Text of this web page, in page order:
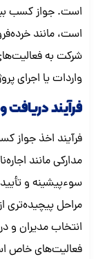
است. جواز کسب
است، مانند
شرکت به
واردات یا اجرای
فرآیند دریافت
فرآیند اخذ جواز
مدارکی مانند
سوءپیشینه و
مراحل پیچیده‌تری
انتخاب مدیران و
فعالیت‌های خاص